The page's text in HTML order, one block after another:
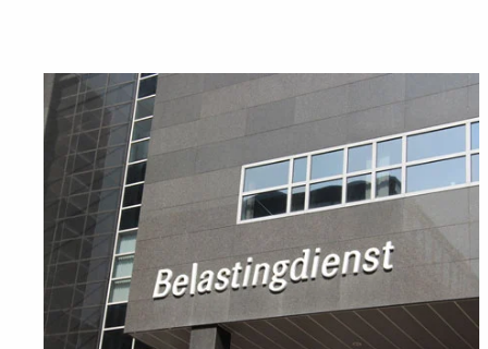
Cijfers
Tuchtrecht
Magazine
Podcast